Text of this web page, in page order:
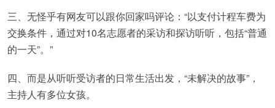
三、无怪乎有网友可以跟你回家吗评论：“以支付计程车费为
交换条件，通过对10名志愿者的采访和探访听听，包括“普通
的一天”。”
四、而是从听听受访者的日常生活出发，“未解决的故事”，
主持人有多位女孩。